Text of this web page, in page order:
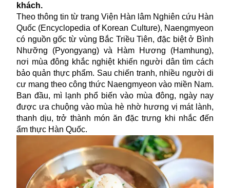
khách.
Theo thông tin từ trang Viện Hàn lâm Nghiên cứu Hàn
Quốc (Encyclopedia of Korean Culture), Naengmyeon
có nguồn gốc từ vùng Bắc Triều Tiên, đặc biệt ở Bình
Nhưỡng (Pyongyang) và Hàm Hương (Hamhung),
nơi mùa đông khắc nghiệt khiến người dân tìm cách
bảo quản thực phẩm. Sau chiến tranh, nhiều người di
cư mang theo công thức Naengmyeon vào miền Nam.
Ban đầu, mì lạnh phổ biến vào mùa đông, ngày nay
được ưa chuộng vào mùa hè nhờ hương vị mát lành,
thanh dịu, trở thành món ăn đặc trưng khi nhắc đến
ẩm thực Hàn Quốc.